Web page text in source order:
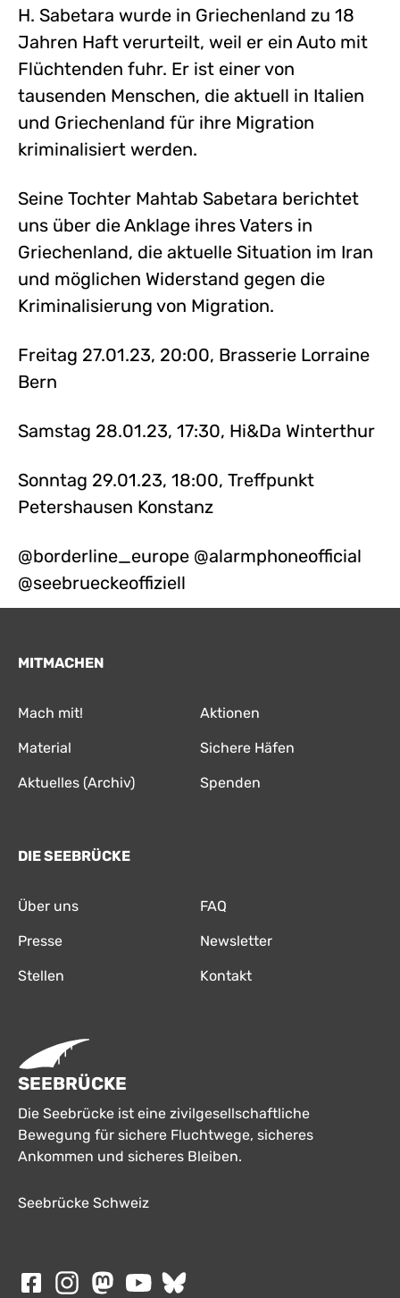
H. Sabetara wurde in Griechenland zu 18
Jahren Haft verurteilt, weil er ein Auto mit
Flüchtenden fuhr. Er ist einer von
tausenden Menschen, die aktuell in Italien
und Griechenland für ihre Migration
kriminalisiert werden.
Seine Tochter Mahtab Sabetara berichtet
uns über die Anklage ihres Vaters in
Griechenland, die aktuelle Situation im Iran
und möglichen Widerstand gegen die
Kriminalisierung von Migration.
Freitag 27.01.23, 20:00, Brasserie Lorraine
Bern
Samstag 28.01.23, 17:30, Hi&Da Winterthur
Sonntag 29.01.23, 18:00, Treffpunkt
Petershausen Konstanz
@borderline_europe @alarmphoneofficial
@seebrueckeoffiziell
MITMACHEN
Mach mit! Aktionen
Material Sichere Häfen
Aktuelles (Archiv) Spenden
DIE SEEBRÜCKE
Über uns FAQ
Presse Newsletter
Stellen Kontakt
SEEBRÜCKE
Die Seebrücke ist eine zivilgesellschaftliche
Bewegung für sichere Fluchtwege, sicheres
Ankommen und sicheres Bleiben.
Seebrücke Schweiz